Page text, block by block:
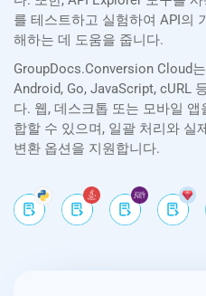
를 테스트하고 실험하여 API의
해하는 데 도움을 줍니다.
GroupDocs.Conversion Cloud는
Android, Go, JavaScript, cURL
다. 웹, 데스크톱 또는 모바일
합할 수 있으며, 일괄 처리와 실
변환 옵션을 지원합니다.